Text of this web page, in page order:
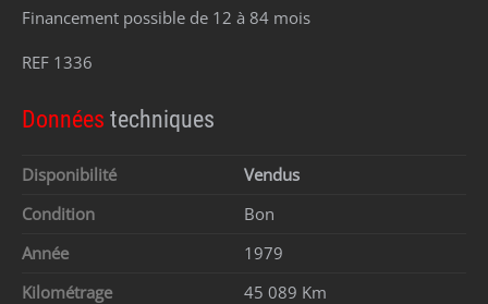
Financement possible de 12 à 84 mois
REF 1336
Données techniques
Disponibilité
Vendus
Condition
Bon
Année
1979
Kilométrage
45 089 Km